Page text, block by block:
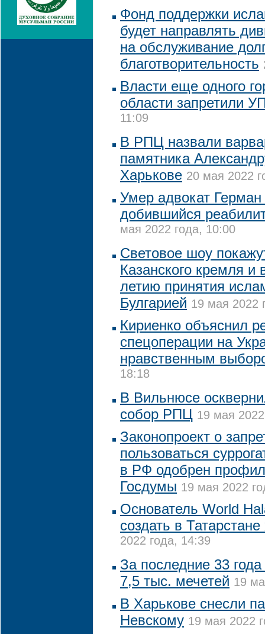
Фонд поддержки
будет направлять
на обслуживание
благотворительность
Власти еще одного
области запретили
11:09
В РПЦ назвали
памятника
Харькове 20 мая 2022
Умер адвокат
добившийся
мая 2022 года, 10:00
Световое шоу
Казанского кремля и
летию принятия
Булгарией 19 мая 2022
Кириенко объяснил
спецоперации на
нравственным
18:18
В Вильнюсе
собор РПЦ 19 мая
Законопроект о
пользоваться
в РФ одобрен
Госдумы 19 мая 2022
Основатель World
создать в
2022 года, 14:39
За последние 33
7,5 тыс. мечетей 19
В Харькове снесли
Невскому 19 мая 2022